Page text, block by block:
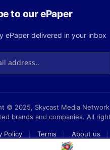
to our ePaper
ePaper delivered in your inbox
© 2025, Skycast Media
brands and companies. All
Policy Terms About us